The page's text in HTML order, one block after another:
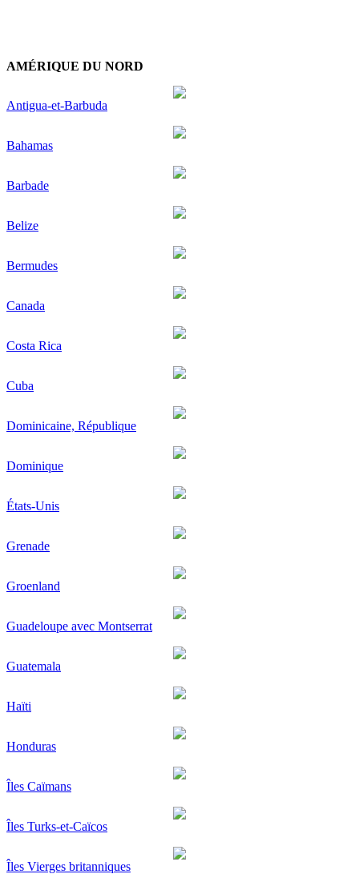
AMÉRIQUE DU NORD
Antigua-et-Barbuda
Bahamas
Barbade
Belize
Bermudes
Canada
Costa Rica
Cuba
Dominicaine, République
Dominique
États-Unis
Grenade
Groenland
Guadeloupe avec Montserrat
Guatemala
Haïti
Honduras
Îles Caïmans
Îles Turks-et-Caïcos
Îles Vierges britanniques